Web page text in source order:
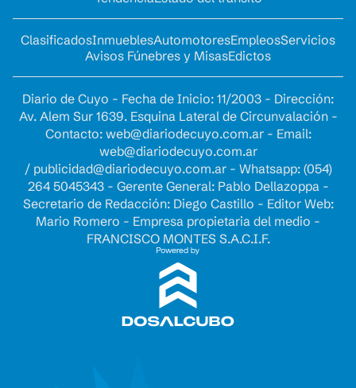
ClasificadosInmueblesAutomotoresEmpleosServicios
Avisos Fúnebres y MisasEdictos
Diario de Cuyo - Fecha de Inicio: 11/2003 - Dirección:
Av. Alem Sur 1639. Esquina Lateral de Circunvalación -
Contacto: web@diariodecuyo.com.ar- Email:
web@diariodecuyo.com.ar
/ publicidad@diariodecuyo.com.ar- Whatsapp: (054)
264 5045343 - Gerente General: Pablo Dellazoppa -
Secretario de Redacción: Diego Castillo - Editor Web:
Mario Romero - Empresa propietaria del medio -
FRANCISCO MONTES S.A.C.I.F.